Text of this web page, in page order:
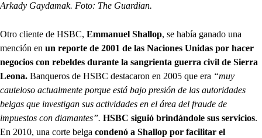
Arkady Gaydamak. Foto: The Guardian.
Otro cliente de HSBC, Emmanuel Shallop, se había ganado una
mención en un reporte de 2001 de las Naciones Unidas por hacer
negocios con rebeldes durante la sangrienta guerra civil de Sierra
Leona. Banqueros de HSBC destacaron en 2005 que era “muy
cauteloso actualmente porque está bajo presión de las autoridades
belgas que investigan sus actividades en el área del fraude de
impuestos con diamantes”. HSBC siguió brindándole sus servicios.
En 2010, una corte belga condenó a Shallop por facilitar el